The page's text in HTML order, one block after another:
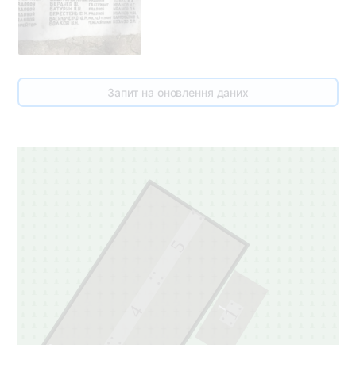
Запит на оновлення даних
3